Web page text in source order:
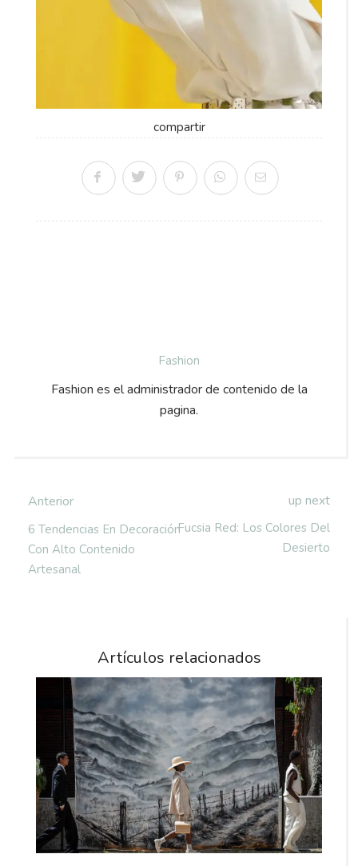
compartir
Fashion
Fashion es el administrador de contenido de la
pagina.
Anterior
6 Tendencias En Decoración
Con Alto Contenido
Artesanal
up next
Fucsia Red: Los Colores Del
Desierto
Artículos relacionados